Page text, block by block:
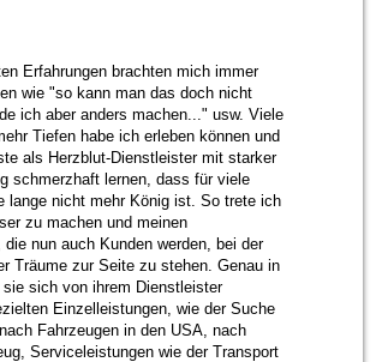
Erfahrungen brachten mich immer
wie "so kann man das doch nicht
ich aber anders machen..." usw. Viele
Tiefen habe ich erleben können und
als Herzblut-Dienstleister mit starker
schmerzhaft lernen, dass für viele
lange nicht mehr König ist. So trete ich
zu machen und meinen
die nun auch Kunden werden, bei der
Träume zur Seite zu stehen. Genau in
sich von ihrem Dienstleister
Einzelleistungen, wie der Suche
Fahrzeugen in den USA, nach
Serviceleistungen wie der Transport